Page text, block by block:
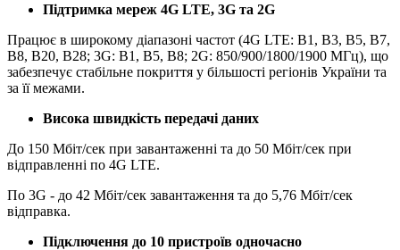
Підтримка мереж 4G LTE, 3G та 2G
Працює в широкому діапазоні частот (4G LTE: B1, B3, B5, B7,
B8, B20, B28; 3G: B1, B5, B8; 2G: 850/900/1800/1900 МГц), що
забезпечує стабільне покриття у більшості регіонів України та
за її межами.
Висока швидкість передачі даних
До 150 Мбіт/сек при завантаженні та до 50 Мбіт/сек при
відправленні по 4G LTE.
По 3G - до 42 Мбіт/сек завантаження та до 5,76 Мбіт/сек
відправка.
Підключення до 10 пристроїв одночасно